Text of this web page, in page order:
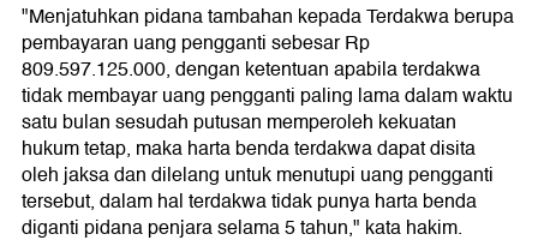
"Menjatuhkan pidana tambahan kepada Terdakwa berupa
pembayaran uang pengganti sebesar Rp
809.597.125.000, dengan ketentuan apabila terdakwa
tidak membayar uang pengganti paling lama dalam waktu
satu bulan sesudah putusan memperoleh kekuatan
hukum tetap, maka harta benda terdakwa dapat disita
oleh jaksa dan dilelang untuk menutupi uang pengganti
tersebut, dalam hal terdakwa tidak punya harta benda
diganti pidana penjara selama 5 tahun," kata hakim.